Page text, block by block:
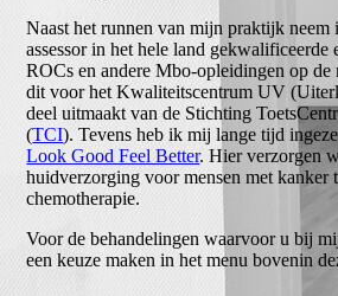
Naast het runnen van mijn praktijk neem
assessor in het hele land gekwalificeerde
ROCs en andere Mbo-opleidingen op de
dit voor het Kwaliteitscentrum UV
deel uitmaakt van de Stichting
(TCI). Tevens heb ik mij lange tijd
Look Good Feel Better. Hier verzorgen
huidverzorging voor mensen met kanker
chemotherapie.
Voor de behandelingen waarvoor u bij
een keuze maken in het menu bovenin